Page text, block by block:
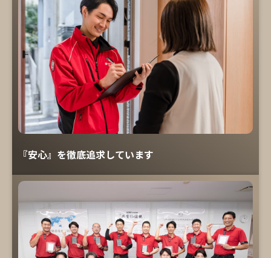
『安心』を徹底追求しています